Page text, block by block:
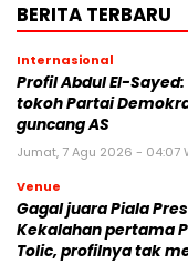
BERITA TERBARU
Internasional
Profil Abdul El-
tokoh Partai
guncang AS
Jumat, 7 Agu 2026 - 04:07
Venue
Gagal juara Piala
Kekalahan pertama
Tolic, profilnya tak